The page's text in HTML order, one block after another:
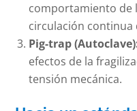
comportamiento de
circulación continua
Pig-trap
efectos de la
tensión mecánica.